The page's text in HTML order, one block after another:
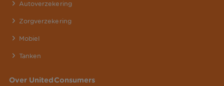
Autoverzekering
Zorgverzekering
Mobiel
Tanken
Over UnitedConsumers